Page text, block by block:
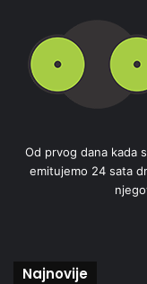
Od prvog dana kada
emitujemo 24 sata
Najnovije